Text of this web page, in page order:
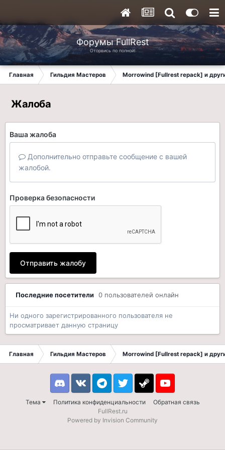
Форумы FullRest
Оторвись по полной!
Главная Гильдия Мастеров Morrowind [Fullrest repack] и
Жалоба
Ваша жалоба
Дополнительно отправьте сообщение с вашей
жалобой.
Проверка безопасности
Отправить жалобу
Последние посетители 0 пользователей онлайн
Ни одного зарегистрированного пользователя не
просматривает данную страницу
Главная Гильдия Мастеров Morrowind [Fullrest repack] и
Тема Политика конфиденциальности Обратная связь
DiscordVK TelegramTwitter Steam Youtube
FullRest.ru
Powered by Invision Community